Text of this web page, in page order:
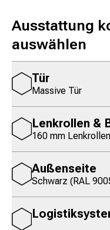
Ausstattung
auswählen
Tür
Massive Tür
Lenkrollen &
160 mm
Außenseite
Schwarz (RAL